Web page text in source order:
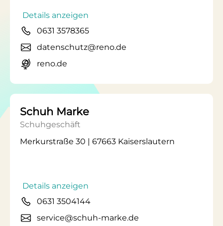
Details anzeigen
0631 3578365
datenschutz@reno.de
reno.de
Schuh Marke
Schuhgeschäft
Merkurstraße 30 | 67663 Kaiserslautern
Details anzeigen
0631 3504144
service@schuh-marke.de